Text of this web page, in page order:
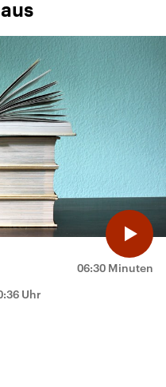
06:30 Minuten
Uhr